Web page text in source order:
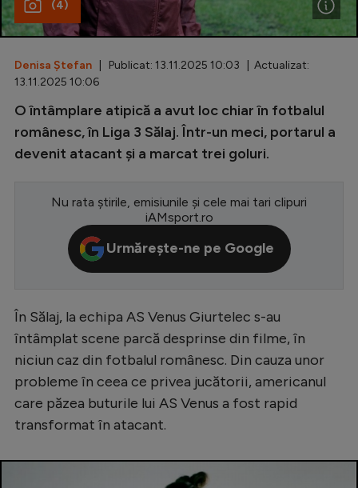
Diverse
Inedit
Clasamente
Champions League
Conference League
CM 2026
Premier League
Serie A
Bundesliga
Ligue 1
Campionate
(4)
Denisa Ștefan | Publicat: 13.11.2025 10:03 | Actualizat:
13.11.2025 10:06
O întâmplare atipică a avut loc chiar în fotbalul
românesc, în Liga 3 Sălaj. Într-un meci, portarul a
devenit atacant și a marcat trei goluri.
Nu rata știrile, emisiunile și cele mai tari clipuri
iAMsport.ro
Urmărește-ne pe Google
În Sălaj, la echipa AS Venus Giurtelec s-au
întâmplat scene parcă desprinse din filme, în
niciun caz din fotbalul românesc. Din cauza unor
probleme în ceea ce privea jucătorii, americanul
care păzea buturile lui AS Venus a fost rapid
transformat în atacant.